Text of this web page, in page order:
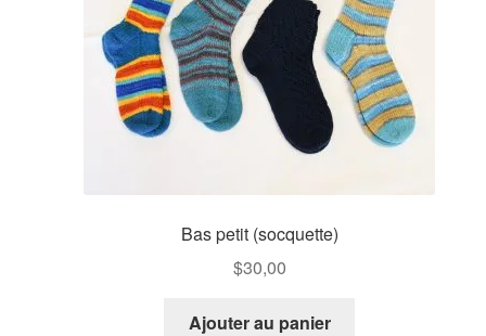
Bas petit (socquette)
$30,00
Ajouter au panier